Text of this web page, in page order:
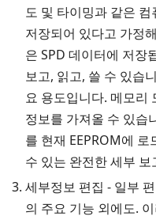
도 및 타이밍과 같은
저장되어 있다고 가정
은 SPD 데이터에 저장
보고, 읽고, 쓸 수 있습
요 용도입니다. 메모리
정보를 가져올 수 있습
를 현재 EEPROM에
수 있는 완전한 세부
세부정보 편집 - 일부
의 주요 기능 외에도.